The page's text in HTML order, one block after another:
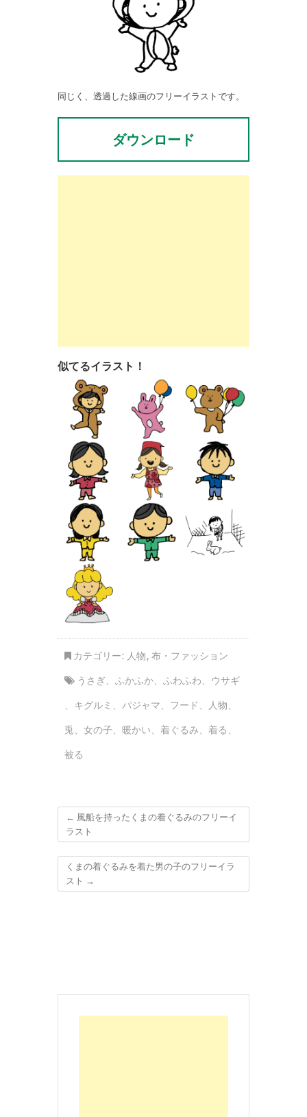
同じく、透過した線画のフリーイラストです。
ダウンロード
似てるイラスト！
カテゴリー: 人物, 布・ファッション
うさぎ、 ふかふか、 ふわふわ、 ウサギ
、 キグルミ 、 パジャマ、 フード 、 人物、
兎、 女の子、 暖かい、 着ぐるみ、 着る 、
被る
← 風船を持ったくまの着ぐるみのフリーイ
ラスト
くまの着ぐるみを着た男の子のフリーイラ
スト →